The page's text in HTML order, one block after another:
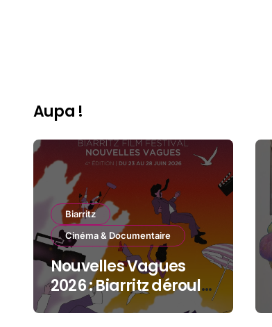
Aupa !
Biarritz
Cinéma & Documentaire
Nouvelles Vagues
2026 : Biarritz déroule
le tapis rouge entre